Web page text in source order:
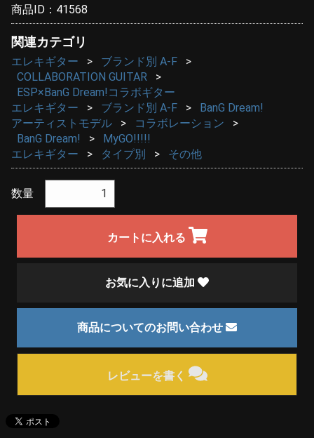
商品ID： 41568
関連カテゴリ
エレキギター
ブランド別 A-F
COLLABORATION GUITAR
ESP×BanG Dream!コラボギター
エレキギター
ブランド別 A-F
BanG Dream!
アーティストモデル
コラボレーション
BanG Dream!
MyGO!!!!!
エレキギター
タイプ別 その他
数量
カートに入れる
お気に入りに追加
商品についてのお問い合わせ
レビューを書く